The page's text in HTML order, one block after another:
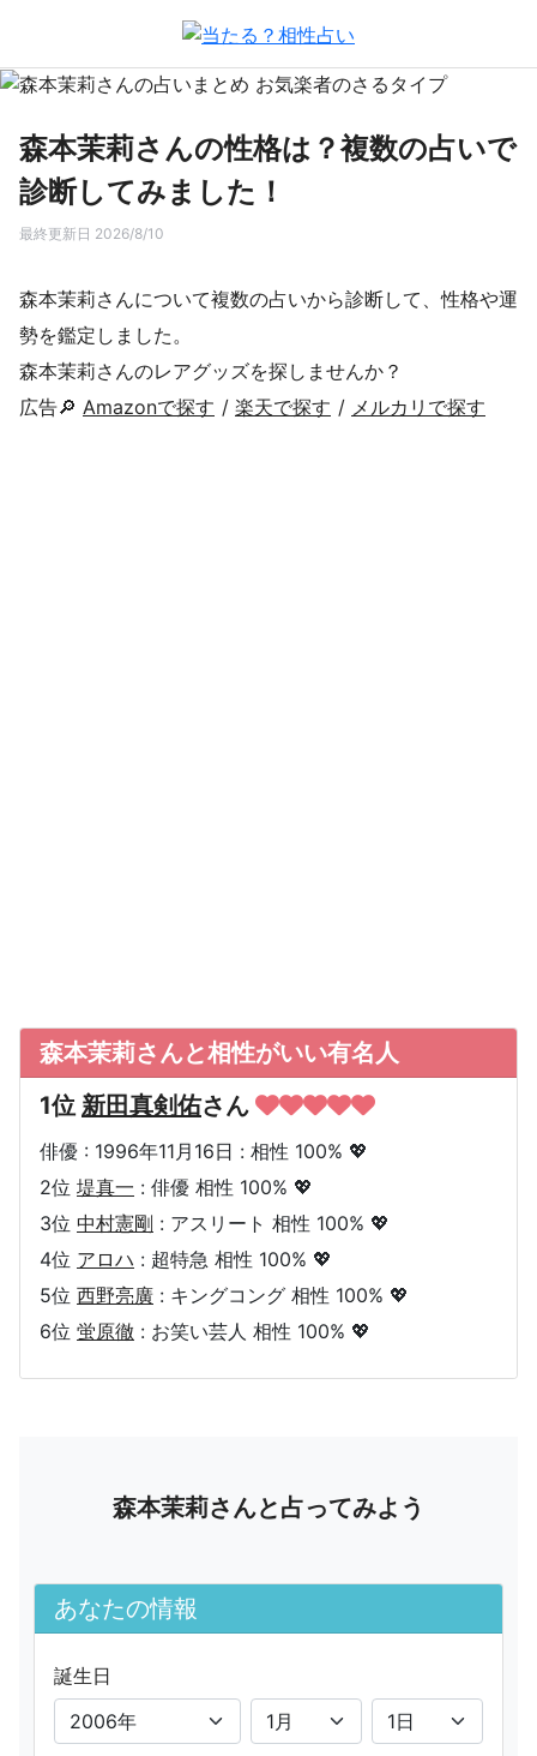
森本茉莉さんの性格は？複数の占いで
診断してみました！
最終更新日 2026/8/10
森本茉莉さんについて複数の占いから診断して、性格や運
勢を鑑定しました。
森本茉莉さんのレアグッズを探しませんか？
広告🔎 Amazonで探す / 楽天で探す / メルカリで探す
森本茉莉さんと相性がいい有名人
1位 新田真剣佑さん
俳優 : 1996年11月16日 : 相性 100% 💖
2位 堤真一 : 俳優 相性 100% 💖
3位 中村憲剛 : アスリート 相性 100% 💖
4位 アロハ : 超特急 相性 100% 💖
5位 西野亮廣 : キングコング 相性 100% 💖
6位 蛍原徹 : お笑い芸人 相性 100% 💖
森本茉莉さんと占ってみよう
あなたの情報
誕生日